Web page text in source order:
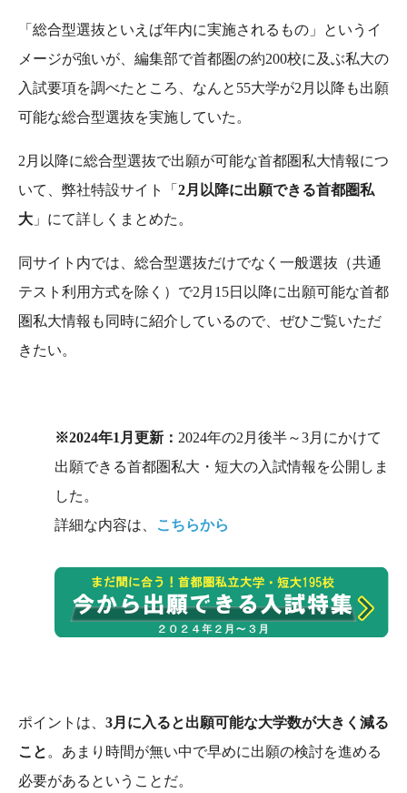
「総合型選抜といえば年内に実施されるもの」というイ
メージが強いが、編集部で首都圏の約200校に及ぶ私大の
入試要項を調べたところ、なんと55大学が2月以降も出願
可能な総合型選抜を実施していた。
2月以降に総合型選抜で出願が可能な首都圏私大情報につ
いて、弊社特設サイト「 2月以降に出願できる首都圏私
大 」にて詳しくまとめた。
同サイト内では、総合型選抜だけでなく一般選抜（共通
テスト利用方式を除く）で2月15日以降に出願可能な首都
圏私大情報も同時に紹介しているので、ぜひご覧いただ
きたい。
※2024年1月更新： 2024年の2月後半～3月にかけて
出願できる首都圏私大・短大の入試情報を公開しま
した。
詳細な内容は、
こちらから
ポイントは、 3月に入ると出願可能な大学数が大きく減る
こと 。あまり時間が無い中で早めに出願の検討を進める
必要があるということだ。